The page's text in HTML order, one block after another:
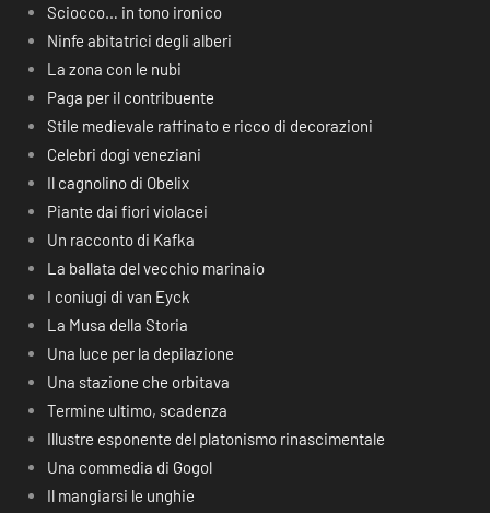
Sciocco… in tono ironico
Ninfe abitatrici degli alberi
La zona con le nubi
Paga per il contribuente
Stile medievale raffinato e ricco di decorazioni
Celebri dogi veneziani
Il cagnolino di Obelix
Piante dai fiori violacei
Un racconto di Kafka
La ballata del vecchio marinaio
I coniugi di van Eyck
La Musa della Storia
Una luce per la depilazione
Una stazione che orbitava
Termine ultimo, scadenza
Illustre esponente del platonismo rinascimentale
Una commedia di Gogol
Il mangiarsi le unghie